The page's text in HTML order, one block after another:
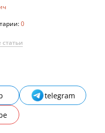
0
статьи
telegram